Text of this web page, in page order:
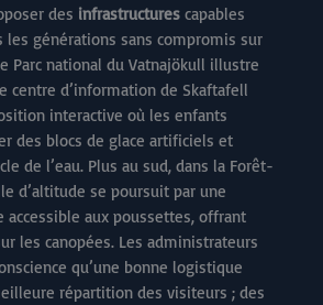
des infrastructures capables
les générations sans compromis sur
Parc national du Vatnajökull illustre
centre d’information de Skaftafell
interactive où les enfants
des blocs de glace artificiels et
de l’eau. Plus au sud, dans la Forêt-
d’altitude se poursuit par une
accessible aux poussettes, offrant
les canopées. Les administrateurs
qu’une bonne logistique
répartition des visiteurs ; des